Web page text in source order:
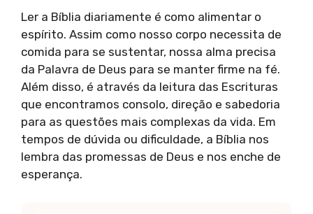
Ler a Bíblia diariamente é como alimentar o
espírito. Assim como nosso corpo necessita de
comida para se sustentar, nossa alma precisa
da Palavra de Deus para se manter firme na fé.
Além disso, é através da leitura das Escrituras
que encontramos consolo, direção e sabedoria
para as questões mais complexas da vida. Em
tempos de dúvida ou dificuldade, a Bíblia nos
lembra das promessas de Deus e nos enche de
esperança.